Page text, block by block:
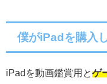
僕がiPadを購入
iPadを動画鑑賞用とゲ